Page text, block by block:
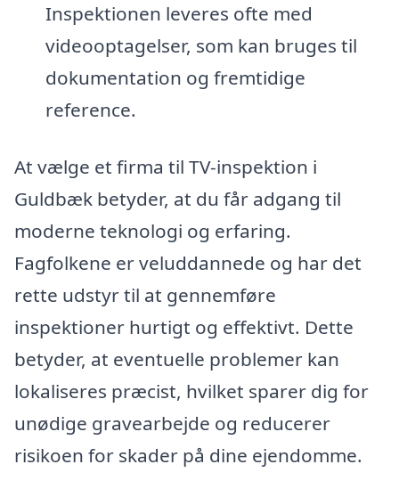
Inspektionen leveres ofte med
videooptagelser, som kan bruges til
dokumentation og fremtidige
reference.
At vælge et firma til TV-inspektion i
Guldbæk betyder, at du får adgang til
moderne teknologi og erfaring.
Fagfolkene er veluddannede og har det
rette udstyr til at gennemføre
inspektioner hurtigt og effektivt. Dette
betyder, at eventuelle problemer kan
lokaliseres præcist, hvilket sparer dig for
unødige gravearbejde og reducerer
risikoen for skader på dine ejendomme.